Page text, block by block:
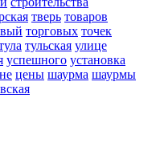
тверь товаров
торговых точек
тульская улице
успешного установка
цены шаурма шаурмы